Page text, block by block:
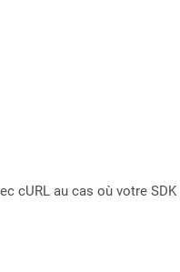
cURL au cas où votre SDK